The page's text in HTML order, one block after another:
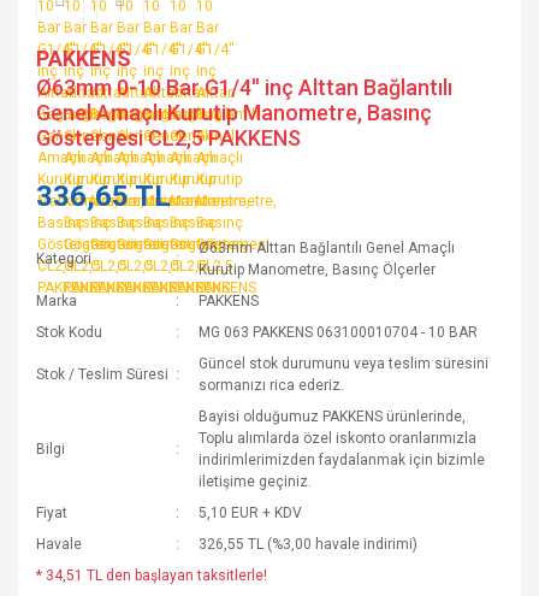
PAKKENS
Ø63mm 0-10 Bar G1/4'' inç Alttan Bağlantılı
Genel Amaçlı Kurutip Manometre, Basınç
Göstergesi CL2,5 PAKKENS
336,65 TL
Kategori
Ø63mm Alttan Bağlantılı Genel Amaçlı
Kurutip Manometre, Basınç Ölçerler
Marka
PAKKENS
Stok Kodu
MG 063 PAKKENS 063100010704 - 10 BAR
Stok / Teslim Süresi
Güncel stok durumunu veya teslim süresini
sormanızı rica ederiz.
Bilgi
Bayisi olduğumuz PAKKENS ürünlerinde,
Toplu alımlarda özel iskonto oranlarımızla
indirimlerimizden faydalanmak için bizimle
iletişime geçiniz.
Fiyat
5,10 EUR + KDV
Havale
326,55 TL (%3,00 havale indirimi)
* 34,51 TL den başlayan taksitlerle!